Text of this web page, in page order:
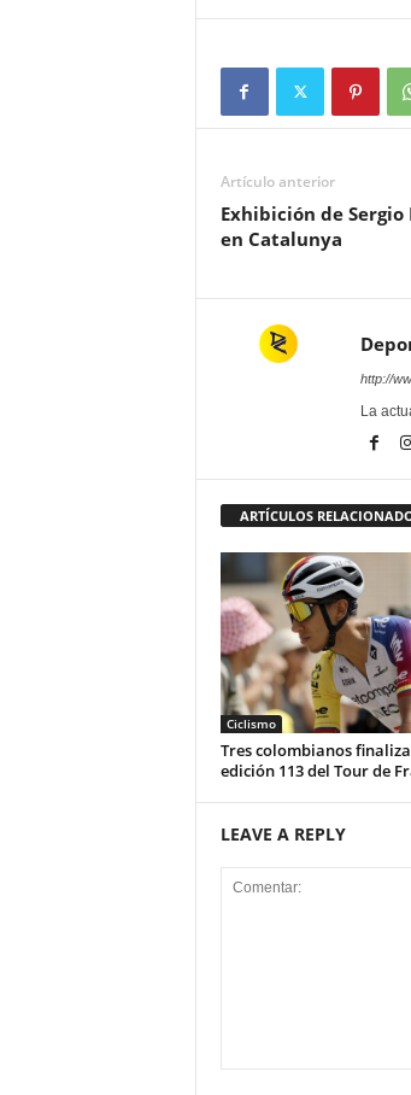
Artículo anterior
Exhibición de
en Catalunya
http://
La
ARTÍCULOS
Ciclismo
Tres colombianos
edición 113 del Tour de
LEAVE A REPLY